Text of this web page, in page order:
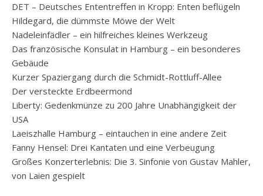
DET – Deutsches Ententreffen in Kropp: Enten beflügeln
Hildegard, die dümmste Möwe der Welt
Nadeleinfädler – ein hilfreiches kleines Werkzeug
Das französische Konsulat in Hamburg – ein besonderes
Gebäude
Kurzer Spaziergang durch die Schmidt-Rottluff-Allee
Der versteckte Erdbeermond
Liberty: Gedenkmünze zu 200 Jahre Unabhängigkeit der
USA
Laeiszhalle Hamburg – eintauchen in eine andere Zeit
Fanny Hensel: Drei Kantaten und eine Verbeugung
Großes Konzerterlebnis: Die 3. Sinfonie von Gustav Mahler,
von Laien gespielt